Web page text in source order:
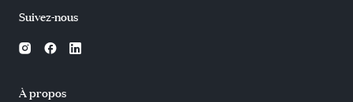
À propos
Suivez-nous